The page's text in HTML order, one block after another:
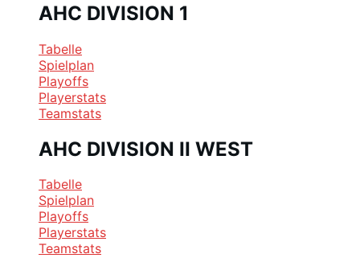
AHC DIVISION 1
Tabelle
Spielplan
Playoffs
Playerstats
Teamstats
AHC DIVISION II WEST
Tabelle
Spielplan
Playoffs
Playerstats
Teamstats